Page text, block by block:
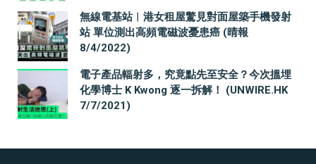
無線電基站︳港女租屋驚見對面屋築手機發射
站 單位測出高頻電磁波憂患癌 (晴報
8/4/2022)
電子產品輻射多，究竟點先至安全？今次搵埋
化學博士 K Kwong 逐一拆解！ (UNWIRE.HK
7/7/2021)